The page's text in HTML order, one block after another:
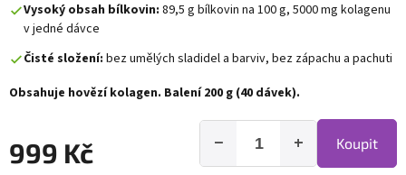
Vysoký obsah bílkovin: 89,5 g bílkovin na 100 g, 5000 mg kolagenu
v jedné dávce
Čisté složení: bez umělých sladidel a barviv, bez zápachu a pachuti
Obsahuje hovězí kolagen. Balení 200 g (40 dávek).
999 Kč +
− Koupit